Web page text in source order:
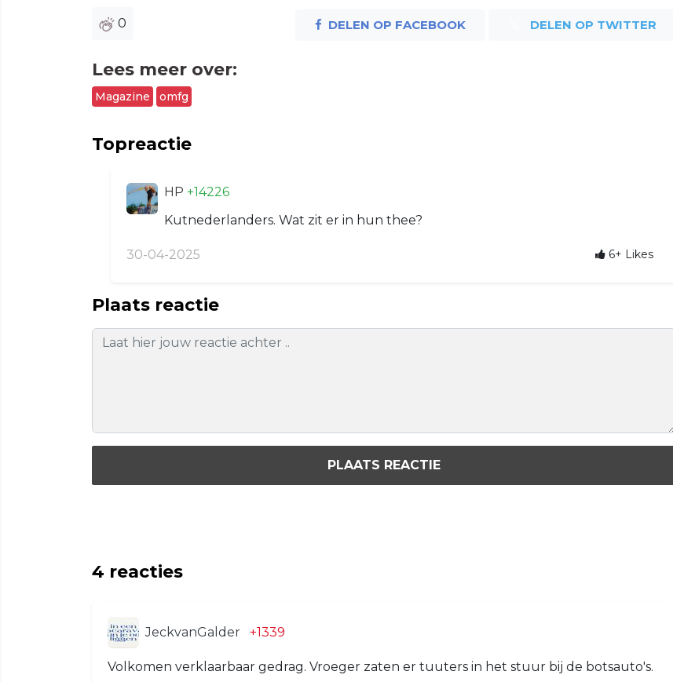
0 DELEN OP FACEBOOK DELEN OP TWITTER
Lees meer over:
Magazine omfg
Topreactie
HP +14226
Kutnederlanders. Wat zit er in hun thee?
30-04-2025 6+ Likes
Plaats reactie
PLAATS REACTIE
4 reacties
JeckvanGalder +1339
Volkomen verklaarbaar gedrag. Vroeger zaten er tuuters in het stuur bij de botsauto's.